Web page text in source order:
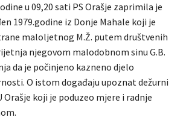
u 09,20 sati PS Orašje zaprimila je
1979.godine iz Donje Mahale koji je
maloljetnog M.Ž. putem društvenih
njegovom malodobnom sinu G.B.
da je počinjeno kazneno djelo
O istom događaju upoznat dežurni
koji je poduzeo mjere i radnje